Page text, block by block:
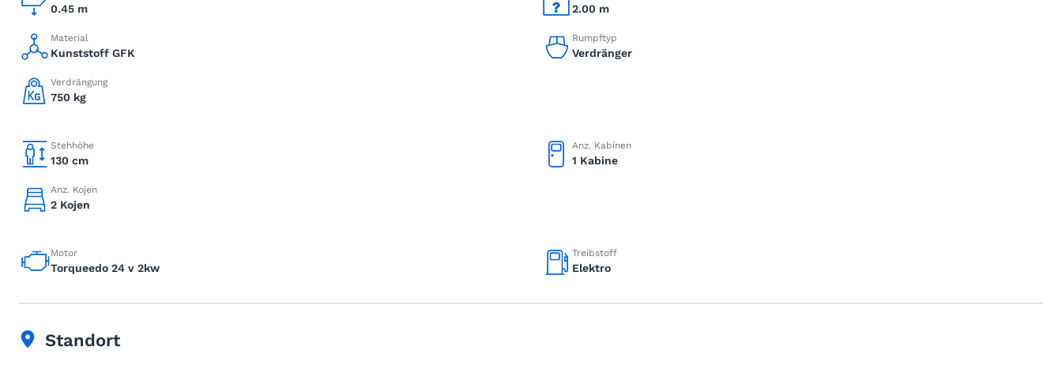
0.45 m 2.00 m
Material
Kunststoff GFK
Rumpftyp
Verdränger
Verdrängung
750 kg
Stehhöhe
130 cm
Anz. Kabinen
1 Kabine
Anz. Kojen
2 Kojen
Motor
Torqueedo 24 v 2kw
Treibstoff
Elektro
Standort